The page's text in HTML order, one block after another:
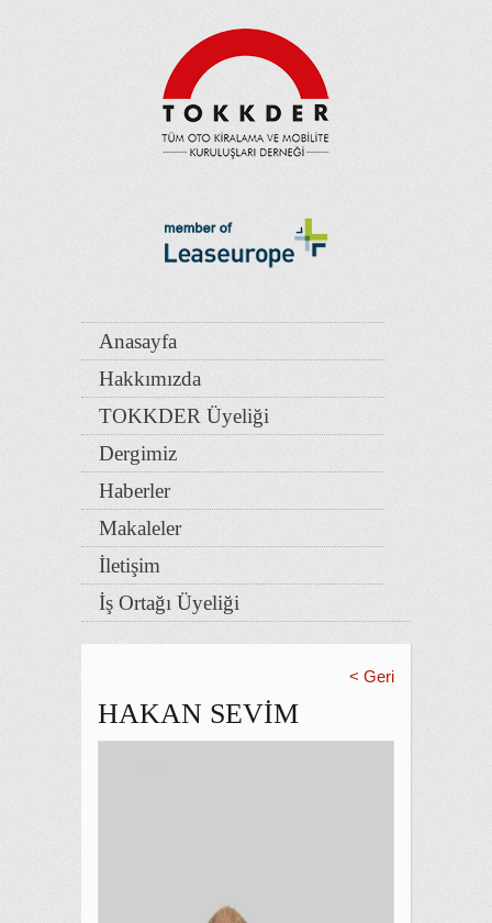
Anasayfa
Hakkımızda
TOKKDER Üyeliği
Dergimiz
Haberler
Makaleler
İletişim
İş Ortağı Üyeliği
< Geri
HAKAN SEVİM